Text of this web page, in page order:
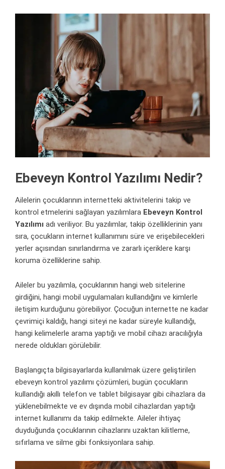
Ebeveyn Kontrol Yazılımı Nedir?
Ailelerin çocuklarının internetteki aktivitelerini takip ve
kontrol etmelerini sağlayan yazılımlara Ebeveyn Kontrol
Yazılımı adı veriliyor. Bu yazılımlar, takip özelliklerinin yanı
sıra, çocukların internet kullanımını süre ve erişebilecekleri
yerler açısından sınırlandırma ve zararlı içeriklere karşı
koruma özelliklerine sahip.
Aileler bu yazılımla, çocuklarının hangi web sitelerine
girdiğini, hangi mobil uygulamaları kullandığını ve kimlerle
iletişim kurduğunu görebiliyor. Çocuğun internette ne kadar
çevrimiçi kaldığı, hangi siteyi ne kadar süreyle kullandığı,
hangi kelimelerle arama yaptığı ve mobil cihazı aracılığıyla
nerede oldukları görülebilir.
Başlangıçta bilgisayarlarda kullanılmak üzere geliştirilen
ebeveyn kontrol yazılımı çözümleri, bugün çocukların
kullandığı akıllı telefon ve tablet bilgisayar gibi cihazlara da
yüklenebilmekte ve ev dışında mobil cihazlardan yaptığı
internet kullanımı da takip edilmekte. Aileler ihtiyaç
duyduğunda çocuklarının cihazlarını uzaktan kilitleme,
sıfırlama ve silme gibi fonksiyonlara sahip.